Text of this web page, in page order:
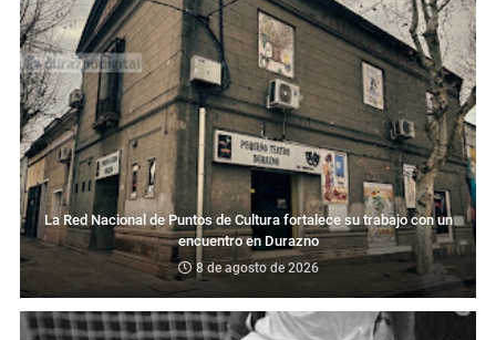
La Red Nacional de Puntos de Cultura fortalece su trabajo con un
encuentro en Durazno
8 de agosto de 2026